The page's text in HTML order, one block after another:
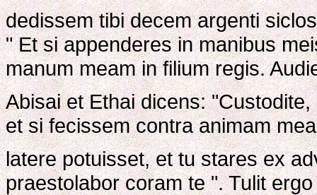
dedissem tibi decem argenti
" Et si appenderes in manibus
manum meam in filium regis.
Abisai et Ethai dicens:
et si fecissem contra animam
latere potuisset, et tu stares ex
praestolabor coram te ". Tulit